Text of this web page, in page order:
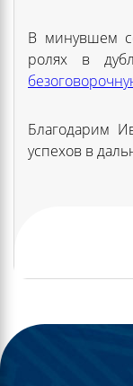
В минувшем
ролях в
Благодарим
успехов в